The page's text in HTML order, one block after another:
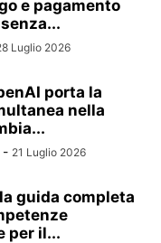
e pagamento
Luglio 2026
porta la
nella
- 21 Luglio 2026
guida completa
per il...